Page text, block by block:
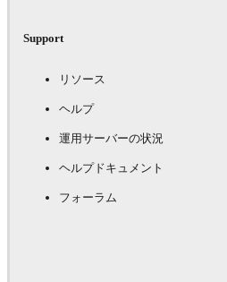
Support
リソース
ヘルプ
運用サーバーの状況
ヘルプドキュメント
フォーラム